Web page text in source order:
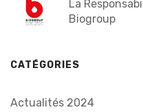
La
Biogroup
CATÉGORIES
Actualités 2024